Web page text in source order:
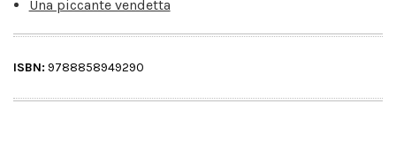
Una piccante vendetta
ISBN: 9788858949290